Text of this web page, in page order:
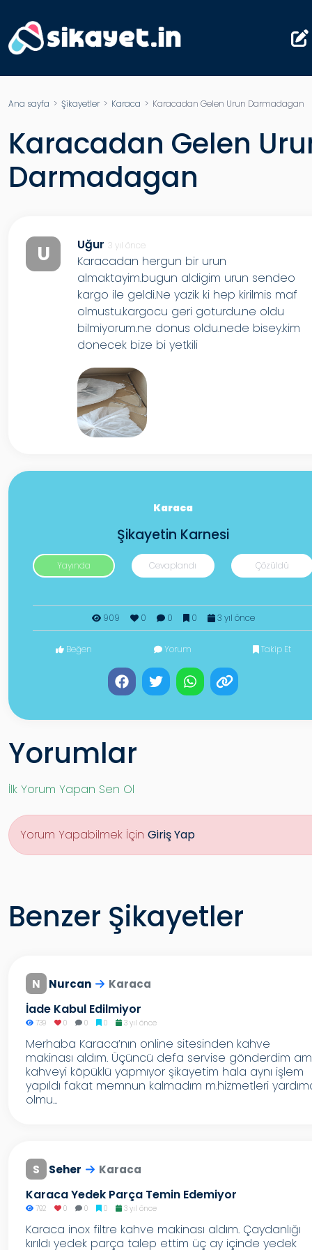
Ana sayfa > Şikayetler> Karaca > Karacadan Gelen Urun Darmadagan
Karacadan Gelen
Darmadagan
U Uğur 3 yıl önce
Karacadan hergun bir urun
almaktayim.bugun aldigim urun sendeo
kargo ile geldi.Ne yazik ki hep kirilmis maf
olmustu.kargocu geri goturdu.ne oldu
bilmiyorum.ne donus oldu.nede bisey.kim
donecek bize bi yetkili
Karaca
Şikayetin Karnesi
Yayında Cevaplandı Çözüldü
909 0 0 0 3 yıl önce
Beğen Yorum Takip Et
Yorumlar
İlk Yorum Yapan Sen Ol
Yorum Yapabilmek İçin Giriş Yap
Benzer Şikayetler
N Nurcan Karaca
İade Kabul Edilmiyor
739 0 0 0 3 yıl önce
Merhaba Karaca’nın online sitesinden kahve
makinası aldım. Üçüncü defa servise gönderdim
kahveyi köpüklü yapmıyor şikayetim hala aynı işlem
yapıldı fakat memnun kalmadım m.hizmetleri
olmu...
S Seher Karaca
Karaca Yedek Parça Temin Edemiyor
792 0 0 0 3 yıl önce
Karaca inox filtre kahve makinası aldım. Çaydanlığı
kırıldı yedek parça talep ettim üç ay içinde yedek